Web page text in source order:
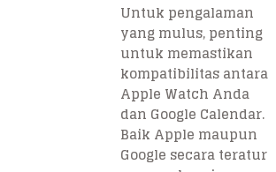
Untuk pengalaman
yang mulus, penting
untuk memastikan
kompatibilitas antara
Apple Watch Anda
dan Google Calendar.
Baik Apple maupun
Google secara teratur